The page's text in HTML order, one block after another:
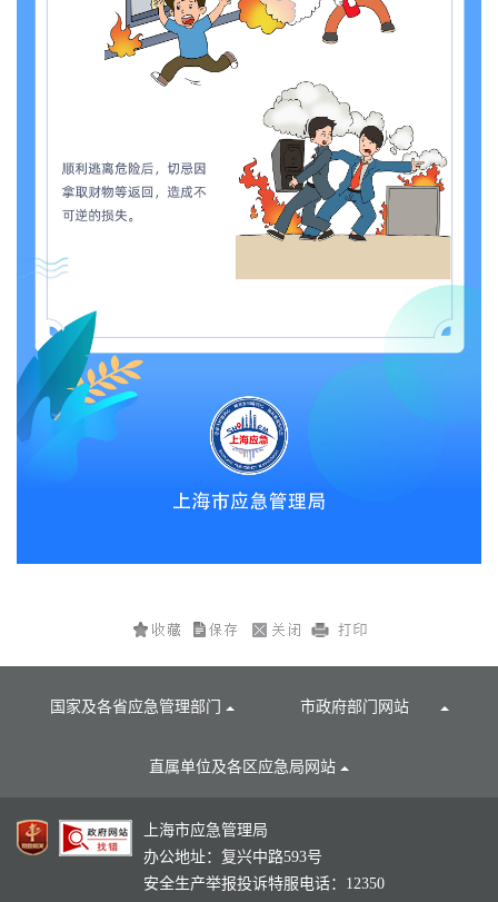
国家及各省应急管理部门 市政府部门网站
直属单位及各区应急局网站
上海市应急管理局
办公地址：复兴中路593号
安全生产举报投诉特服电话：12350